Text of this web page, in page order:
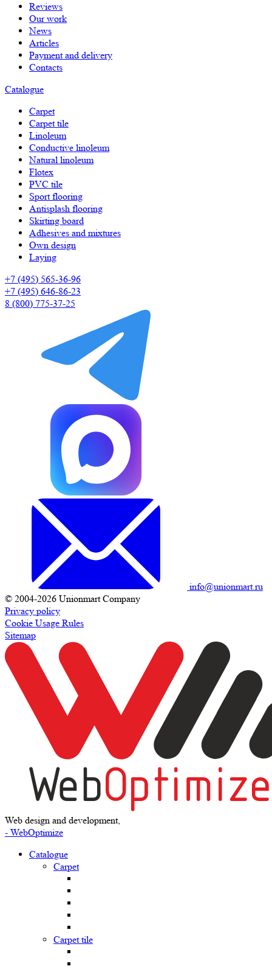
Reviews
Our work
News
Articles
Payment and delivery
Contacts
Catalogue
Carpet
Carpet tile
Linoleum
Сonductive linoleum
Natural linoleum
Flotex
PVC tile
Sport flooring
Antisplash flooring
Skirting board
Adhesives and mixtures
Own design
Laying
+7 (495) 565-36-96
+7 (495) 646-86-23
8 (800) 775-37-25
info@unionmart.ru
© 2004-2026 Unionmart Company
Privacy policy
Cookie Usage Rules
Sitemap
Web design and development,
- WebOptimize
Catalogue
Carpet
Carpet tile